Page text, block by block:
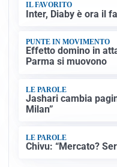
IL FAVORITO
Inter, Diaby è ora il
PUNTE IN MOVIMENTO
Effetto domino in
Parma si muovono
LE PAROLE
Jashari cambia
Milan”
LE PAROLE
Chivu: “Mercato?